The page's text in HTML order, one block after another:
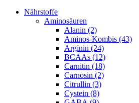
Nährstoffe
Aminosäuren
Alanin (2)
Aminos-Kombis (43)
Arginin (24)
BCAAs (12)
Carnitin (18)
Carnosin (2)
Citrullin (3)
Cystein (8)